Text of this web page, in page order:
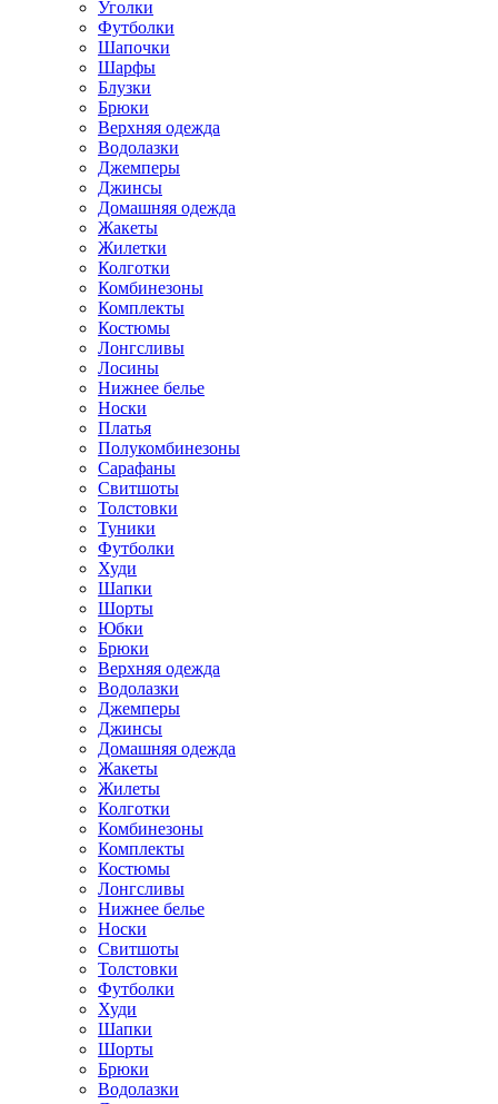
Уголки
Футболки
Шапочки
Шарфы
Блузки
Брюки
Верхняя одежда
Водолазки
Джемперы
Джинсы
Домашняя одежда
Жакеты
Жилетки
Колготки
Комбинезоны
Комплекты
Костюмы
Лонгсливы
Лосины
Нижнее белье
Носки
Платья
Полукомбинезоны
Сарафаны
Свитшоты
Толстовки
Туники
Футболки
Худи
Шапки
Шорты
Юбки
Брюки
Верхняя одежда
Водолазки
Джемперы
Джинсы
Домашняя одежда
Жакеты
Жилеты
Колготки
Комбинезоны
Комплекты
Костюмы
Лонгсливы
Нижнее белье
Носки
Свитшоты
Толстовки
Футболки
Худи
Шапки
Шорты
Брюки
Водолазки